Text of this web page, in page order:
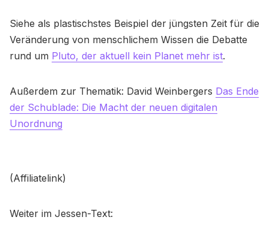
Siehe als plastischstes Beispiel der jüngsten Zeit für die
Veränderung von menschlichem Wissen die Debatte
rund um Pluto, der aktuell kein Planet mehr ist.
Außerdem zur Thematik: David Weinbergers Das Ende
der Schublade: Die Macht der neuen digitalen
Unordnung
(Affiliatelink)
Weiter im Jessen-Text: